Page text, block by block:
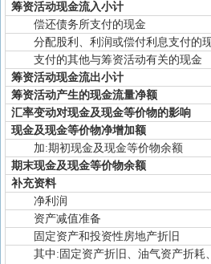
筹资活动现金流入小计
偿还债务所支付的现金
分配股利、利润或偿付利息支付的
支付的其他与筹资活动有关的现金
筹资活动现金流出小计
筹资活动产生的现金流量净额
汇率变动对现金及现金等价物的影响
现金及现金等价物净增加额
加:期初现金及现金等价物余额
期末现金及现金等价物余额
补充资料
净利润
资产减值准备
固定资产和投资性房地产折旧
其中:固定资产折旧、油气资产折耗